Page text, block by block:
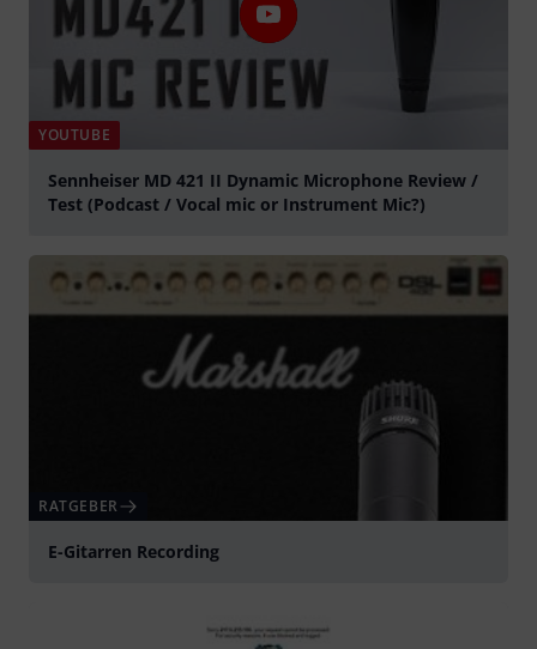
YOUTUBE
Sennheiser MD 421 II Dynamic Microphone Review /
Test (Podcast / Vocal mic or Instrument Mic?)
RATGEBER
E-Gitarren Recording